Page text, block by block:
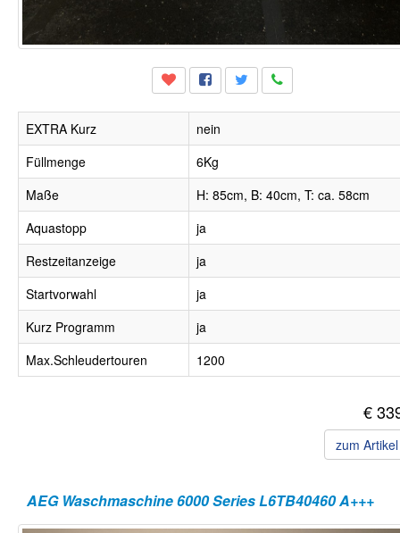
EXTRA Kurz
nein
Füllmenge
6Kg
Maße
H: 85cm, B: 40cm, T: ca. 58cm
Aquastopp
ja
Restzeitanzeige
ja
Startvorwahl
ja
Kurz Programm
ja
Max.Schleudertouren
1200
€
zum
AEG Waschmaschine 6000 Series L6TB40460 A+++